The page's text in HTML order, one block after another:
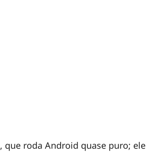
, que roda Android quase puro; ele